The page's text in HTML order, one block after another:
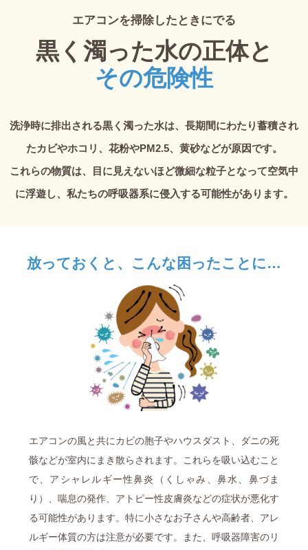
エアコンを掃除したときにでる
黒く濁った水の正体と
その危険性
洗浄時に排出される黒く濁った水は、長期間にわたり蓄積され
たカビやホコリ、花粉やPM2.5、黄砂などが原因です。
これらの物質は、目に見えないほど微細な粒子となって空気中
に浮遊し、私たちの呼吸器系に侵入する可能性があります。
放っておくと、こんな困ったことに…
エアコンの風と共にカビの胞子やハウスダスト、ダニの死
骸などが室内にまき散らされます。これらを吸い込むこと
で、アシャレルギー性鼻炎（くしゃみ、鼻水、鼻づま
り）、喘息の発作、アトピー性皮膚炎などの症状が悪化す
る可能性があります。特に小さなお子さんや高齢者、アレ
ルギー体質の方は注意が必要です。また、呼吸器障害のリ